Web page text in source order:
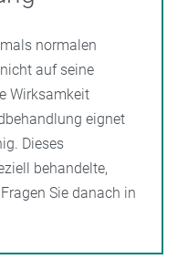
normalen
auf seine
Wirksamkeit
eignet
Dieses
behandelte,
Sie danach in